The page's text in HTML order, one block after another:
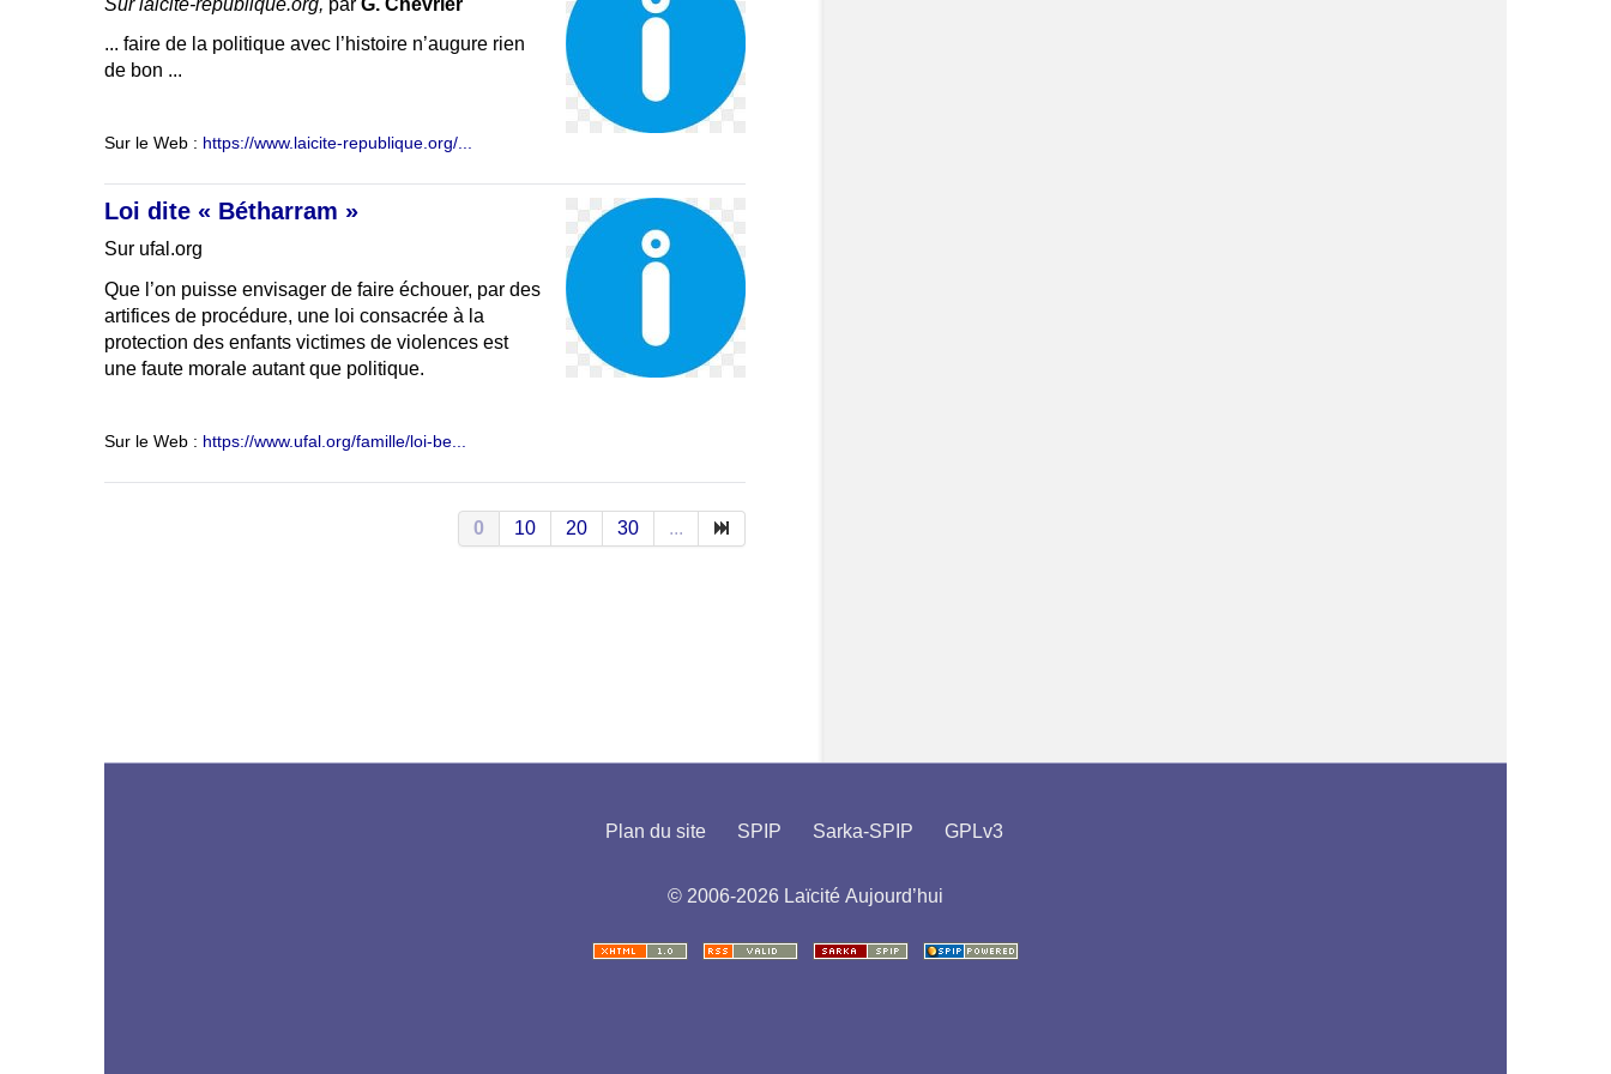
... faire de la politique avec l’histoire n’augure rien
de bon ...
Sur le Web : https://www.laicite-republique.org/...
Loi dite « Bétharram »
Sur ufal.org
Que l’on puisse envisager de faire échouer, par des
artifices de procédure, une loi consacrée à la
protection des enfants victimes de violences est
une faute morale autant que politique.
Sur le Web : https://www.ufal.org/famille/loi-be...
0 10 20 30 ...
Plan du site SPIP Sarka-SPIP GPLv3
© 2006-2026 Laïcité Aujourd’hui